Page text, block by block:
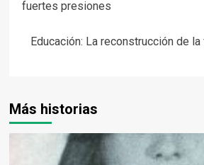
entradas
fuertes presiones
Educación: La reconstrucción de
Más historias